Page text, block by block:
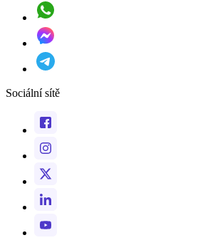
Sociální sítě